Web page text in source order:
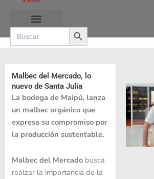
contenido
Search
for:
Search Button
Malbec del Mercado, lo
nuevo de Santa Julia
La bodega de Maipú, lanza
un malbec orgánico que
expresa su compromiso por
la producción sustentable.
Malbec del Mercadobusca
realzar la importancia de la